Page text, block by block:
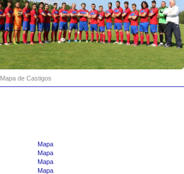
Mapa de Castigos
Mapa
Mapa
Mapa
Mapa